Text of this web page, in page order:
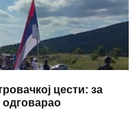
цести: за
одговарао